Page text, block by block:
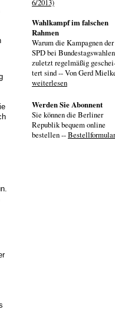
6/2013)
Wahlkampf im falschen
Rahmen
Warum die Kampagnen der
SPD bei Bundestagswahlen
zuletzt regelmäßig
tert sind -- Von Gerd
weiterlesen
Werden Sie Abonnent
Sie können die Berliner
Republik bequem online
bestellen --Bestellformular